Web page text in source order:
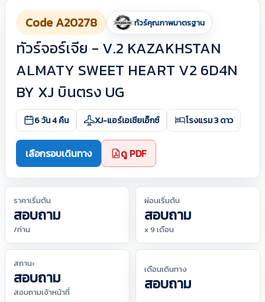
Code A20278 ทัวร์คุณภาพมาตรฐาน
ทัวร์จอร์เจีย - V.2 KAZAKHSTAN
ALMATY SWEET HEART V2 6D4N
BY XJ บินตรง UG
6 วัน 4 คืน XJ-แอร์เอเชียเอ็กซ์ โรงแรม 3 ดาว
เลือกรอบเดินทาง ดู PDF
ราคาเริ่มต้น
สอบถาม
/ท่าน
ผ่อนเริ่มต้น
สอบถาม
x 9 เดือน
สถานะ
สอบถาม
สอบถามเจ้าหน้าที่
เดือนเดินทาง
สอบถาม